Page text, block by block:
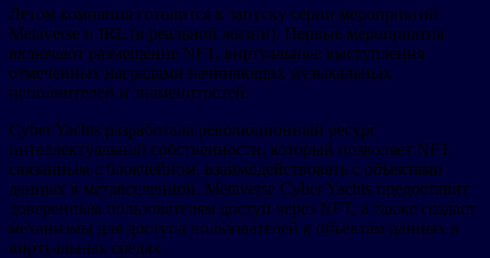
Летом компания готовится к запуску серии мероприятий
Metaverse и IRL (в реальной жизни). Первые мероприятия
включают размещение NFT, виртуальные выступления
отмеченных наградами начинающих музыкальных
исполнителей и знаменитостей.
Cyber Yachts разработала революционный ресурс
интеллектуальной собственности, который позволяет NFT,
связанным с блокчейном, взаимодействовать с объектами
данных в метавселенной. Metaverse Cyber Yachts предоставит
доверенным пользователям доступ через NFT, а также создаст
механизмы для доступа пользователей к объектам данных в
виртуальных средах.